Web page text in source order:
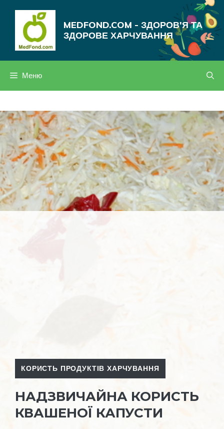
MEDFOND.COM - ЗДОРОВ'Я ТА
ЗДОРОВЕ ХАРЧУВАННЯ
Меню
КОРИСТЬ ПРОДУКТІВ ХАРЧУВАННЯ
НАДЗВИЧАЙНА КОРИСТЬ
КВАШЕНОЇ КАПУСТИ